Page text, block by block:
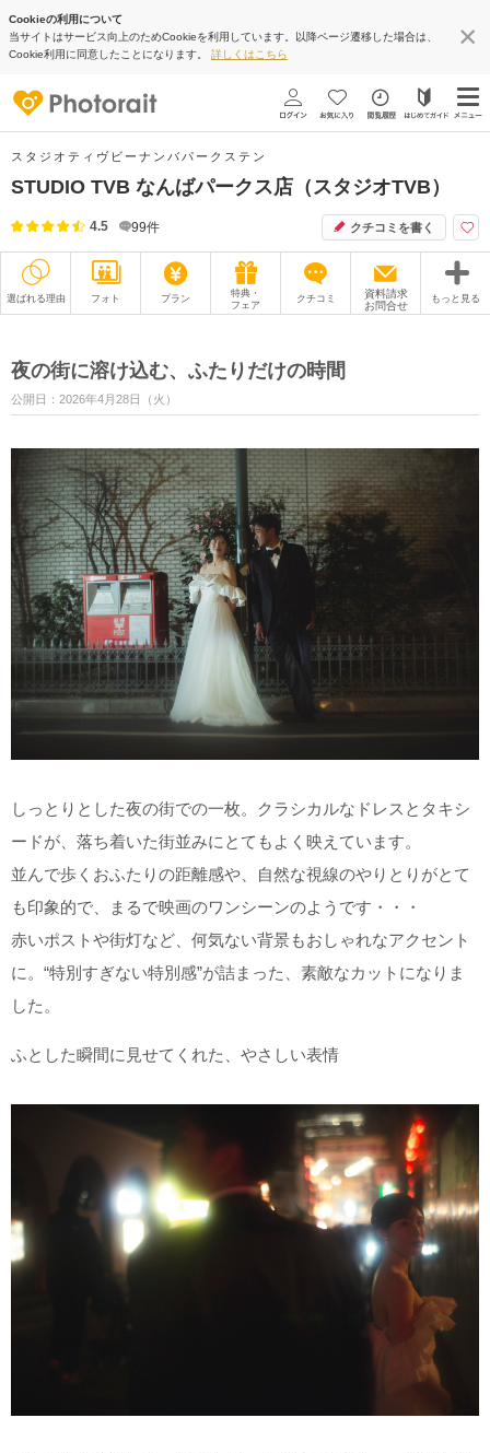
Cookieの利用について
当サイトはサービス向上のためCookieを利用しています。以降ページ遷移した場合は、
Cookie利用に同意したことになります。 詳しくはこちら
スタジオティヴビーナンバパークステン
STUDIO TVB なんばパークス店（スタジオTVB）
4.5 99件 クチコミを書く
選ばれる理由 フォト プラン
特典・
フェア
クチコミ
資料請求
お問合せ
もっと見る
衣装 ムービー
アクセス/TEL スタジオトップ
こだわりポイント
庭園での撮影 チャペルでの撮影
豊富なドレス 豊富なカラードレス
豊富な色打掛・着物 衣装の試着
スタジオでの撮影
夜景での撮影
ソロウエディング 家族・友人と撮影
海での撮影
フォトグラファー指名
夜の街に溶け込む、ふたりだけの時間
公開日：2026年4月28日（火）
しっとりとした夜の街での一枚。クラシカルなドレスとタキシ
ードが、落ち着いた街並みにとてもよく映えています。
並んで歩くおふたりの距離感や、自然な視線のやりとりがとて
も印象的で、まるで映画のワンシーンのようです・・・
赤いポストや街灯など、何気ない背景もおしゃれなアクセント
に。“特別すぎない特別感”が詰まった、素敵なカットになりま
した。
ふとした瞬間に見せてくれた、やさしい表情